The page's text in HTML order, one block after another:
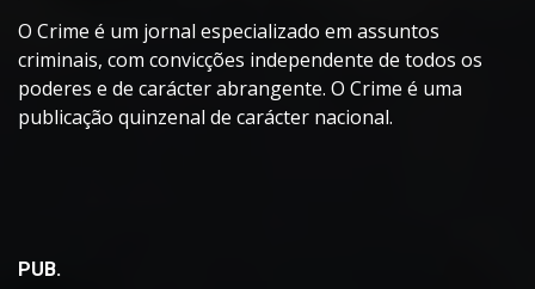
O Crime é um jornal especializado em assuntos
criminais, com convicções independente de todos os
poderes e de carácter abrangente. O Crime é uma
publicação quinzenal de carácter nacional.
PUB.